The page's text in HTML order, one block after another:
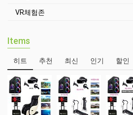
VR체험존
Items
히트 추천 최신 인기 할인